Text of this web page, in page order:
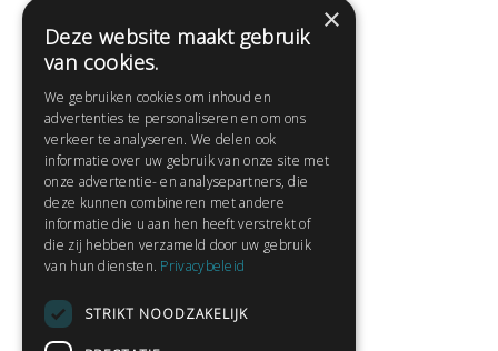
Help
Contact
Huisregels
Snel naar:
Gratis aanmelden
Privacybeleid
×
Deze website maakt gebruik
van cookies.
We gebruiken cookies om inhoud en
advertenties te personaliseren en om ons
verkeer te analyseren. We delen ook
informatie over uw gebruik van onze site met
onze advertentie- en analysepartners, die
deze kunnen combineren met andere
informatie die u aan hen heeft verstrekt of
die zij hebben verzameld door uw gebruik
van hun diensten. Privacybeleid
STRIKT NOODZAKELIJK